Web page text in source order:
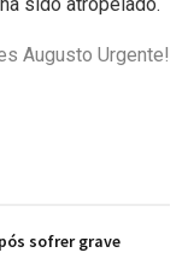
Augusto Urgente!
sofrer grave